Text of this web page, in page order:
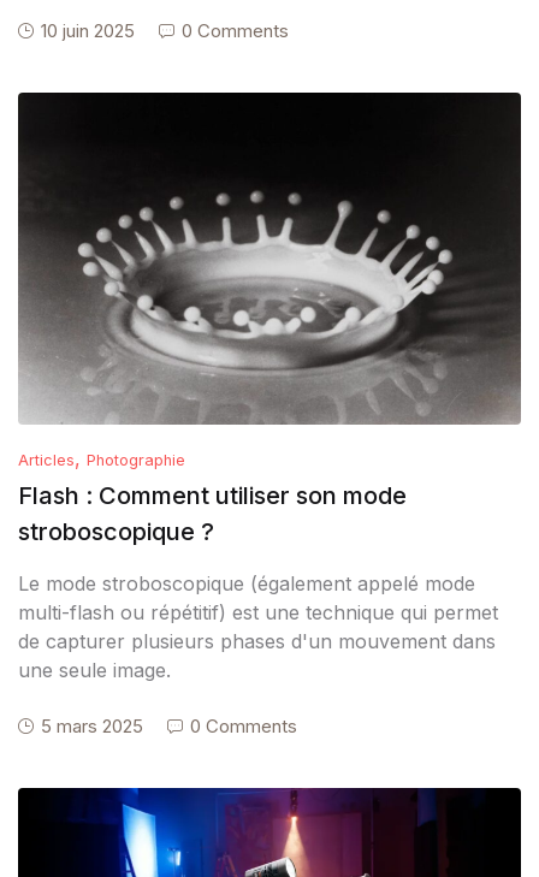
10 juin 2025 0 Comments
Articles, Photographie
Flash : Comment utiliser son mode
stroboscopique ?
Le mode stroboscopique (également appelé mode
multi-flash ou répétitif) est une technique qui permet
de capturer plusieurs phases d'un mouvement dans
une seule image.
5 mars 2025 0 Comments